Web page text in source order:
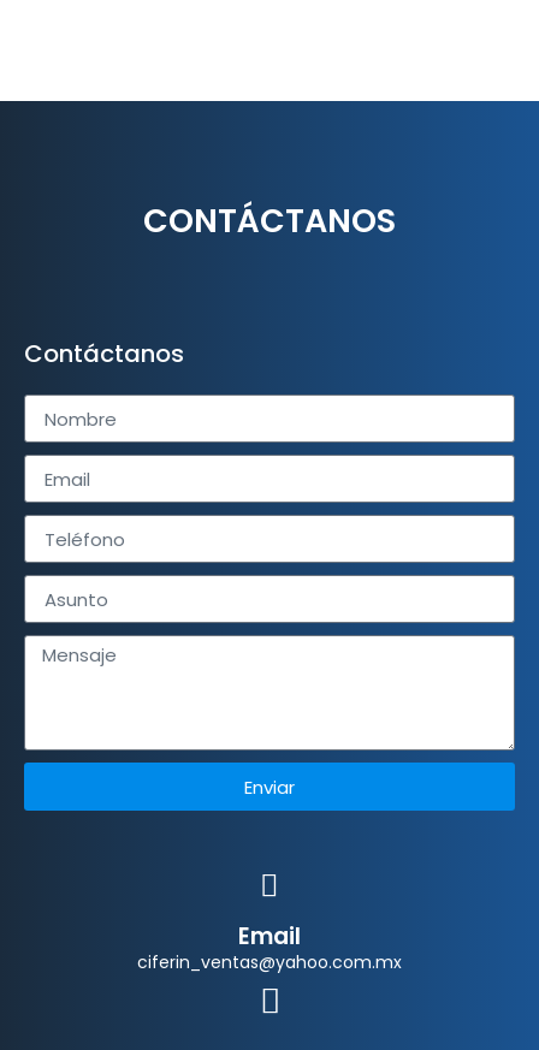
CONTÁCTANOS
Contáctanos
Enviar
Email
ciferin_ventas@yahoo.com.mx